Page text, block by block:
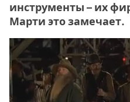
инструменты – их
Марти это замечает.